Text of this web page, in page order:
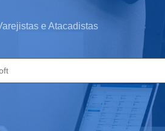
e Atacadistas